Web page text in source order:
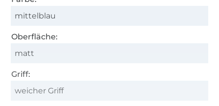
mittelblau
Oberfläche:
matt
Griff:
weicher Griff